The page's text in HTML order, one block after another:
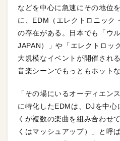
などを中心に急速にその地位
に、EDM（エレクトロニック
の存在がある。日本でも「ウ
JAPAN）」や「エレクトロッ
大規模なイベントが開催され
音楽シーンでもっともホット
「その場にいるオーディエン
に特化したEDMは、DJを中
くが複数の楽曲を組み合わせ
くはマッシュアップ）」と呼